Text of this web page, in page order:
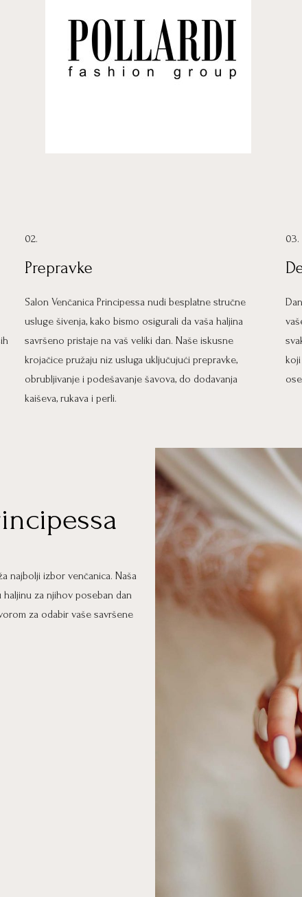
02.
Prepravke
Salon Venčanica Principessa nudi besplatne stručne
usluge šivenja, kako bismo osigurali da vaša haljina
savršeno pristaje na vaš veliki dan. Naše iskusne
krojačice pružaju niz usluga uključujući prepravke,
obrubljivanje i podešavanje šavova, do dodavanja
kaiševa, rukava i perli.
03.
najbolji izbor venčanica. Naša
za njihov poseban dan
za odabir vaše savršene